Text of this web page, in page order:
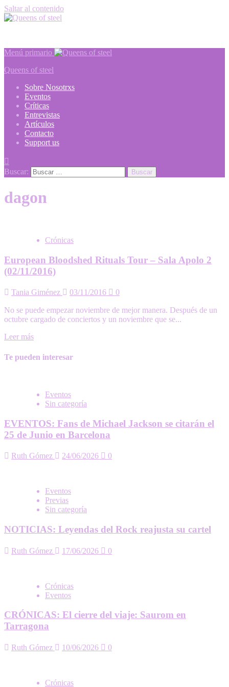
Saltar al contenido
Menú primario
Queens of steel
Sobre Nosotrxs
Eventos
Críticas
Entrevistas
Artículos
Contacto
Support us
Buscar:
dagon
Crónicas
European Bloodshed Rituals Tour – Sala Apolo 2
(02/11/2016)
Tania Giménez 03/11/2016 0
No se puede empezar noviembre de mejor manera. Después de un
octubre cargado de conciertos y un noviembre que se...
Leer más
Te pueden interesar
Eventos
Sin categoría
EVENTOS: Fans de Michael Jackson se citarán el
25 de Junio en Barcelona
Ruth Gómez 24/06/2026 0
Eventos
Previas
Sin categoría
NOTICIAS: Leyendas del Rock reajusta su cartel
Ruth Gómez 17/06/2026 0
Crónicas
Eventos
CRÓNICAS: El cierre del viaje: Saurom en
Tarragona
Ruth Gómez 10/06/2026 0
Crónicas